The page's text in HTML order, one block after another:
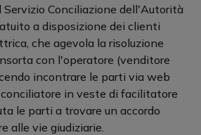
Conciliazione dell'Autorità
a disposizione dei clienti
che agevola la risoluzione
con l'operatore (venditore
incontrare le parti via web
in veste di facilitatore
le parti a trovare un accordo
alle vie giudiziarie.